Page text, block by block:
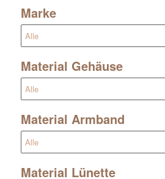
Marke
Material Gehäuse
Material Armband
Material Lünette